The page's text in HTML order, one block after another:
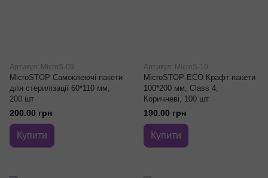
Артикул: MicroS-09
MicroSTOP Самоклеючі пакети
для стерилізації 60*110 мм,
200 шт
200.00 грн
Купити
Артикул: MicroS-10
MicroSTOP ECO Крафт пакети
100*200 мм, Class 4,
Коричневі, 100 шт
190.00 грн
Купити